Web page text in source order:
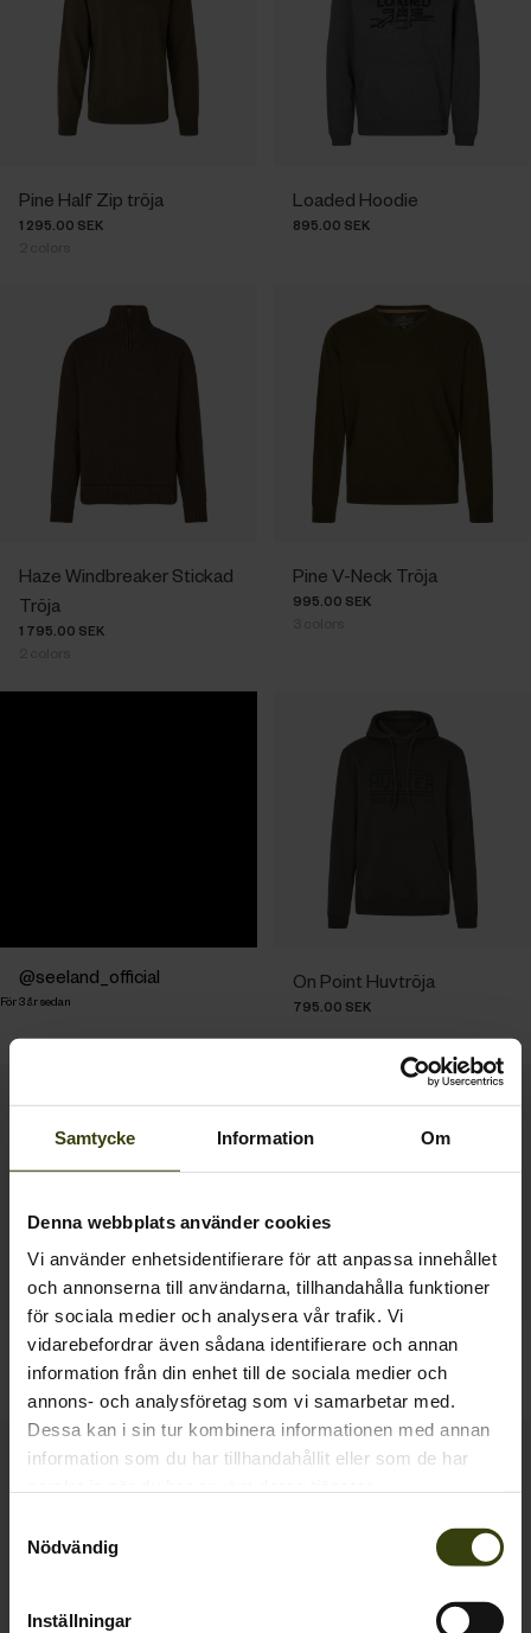
Samtycke Information Om
Denna webbplats använder cookies
Vi använder enhetsidentifierare för att anpassa innehållet
och annonserna till användarna, tillhandahålla funktioner
för sociala medier och analysera vår trafik. Vi
vidarebefordrar även sådana identifierare och annan
information från din enhet till de sociala medier och
annons- och analysföretag som vi samarbetar med.
Dessa kan i sin tur kombinera informationen med annan
information som du har tillhandahållit eller som de har
Nödvändig
Inställningar
Pine Half Zip tröja
1 295.00 SEK
Loaded Hoodie
895.00 SEK
Haze Windbreaker Stickad
Tröja
1 795.00 SEK
Pine V-Neck Tröja
995.00 SEK
Inlägg
publicerat
av
seeland_official
För 3 år sedan
On Point Huvtröja
795.00 SEK
Delta Hoodie
895.00 SEK
Pulse Sweatshirt
795.00 SEK
Ny